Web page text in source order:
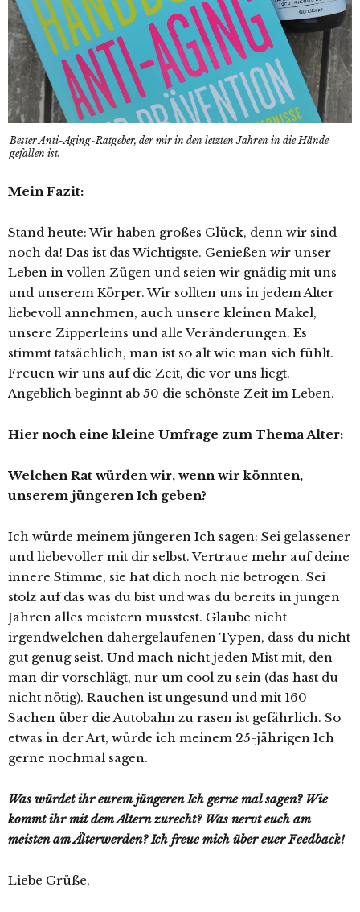
Bester Anti-Aging-Ratgeber, der mir in den letzten Jahren in die Hände
gefallen ist.
Mein Fazit:
Stand heute: Wir haben großes Glück, denn wir sind
noch da! Das ist das Wichtigste. Genießen wir unser
Leben in vollen Zügen und seien wir gnädig mit uns
und unserem Körper. Wir sollten uns in jedem Alter
liebevoll annehmen, auch unsere kleinen Makel,
unsere Zipperleins und alle Veränderungen. Es
stimmt tatsächlich, man ist so alt wie man sich fühlt.
Freuen wir uns auf die Zeit, die vor uns liegt.
Angeblich beginnt ab 50 die schönste Zeit im Leben.
Hier noch eine kleine Umfrage zum Thema Alter:
Welchen Rat würden wir, wenn wir könnten,
unserem jüngeren Ich geben?
Ich würde meinem jüngeren Ich sagen: Sei gelassener
und liebevoller mit dir selbst. Vertraue mehr auf deine
innere Stimme, sie hat dich noch nie betrogen. Sei
stolz auf das was du bist und was du bereits in jungen
Jahren alles meistern musstest. Glaube nicht
irgendwelchen dahergelaufenen Typen, dass du nicht
gut genug seist. Und mach nicht jeden Mist mit, den
man dir vorschlägt, nur um cool zu sein (das hast du
nicht nötig). Rauchen ist ungesund und mit 160
Sachen über die Autobahn zu rasen ist gefährlich. So
etwas in der Art, würde ich meinem 25-jährigen Ich
gerne nochmal sagen.
Was würdet ihr eurem jüngeren Ich gerne mal sagen? Wie
kommt ihr mit dem Altern zurecht? Was nervt euch am
meisten am Älterwerden? Ich freue mich über euer Feedback!
Liebe Grüße,